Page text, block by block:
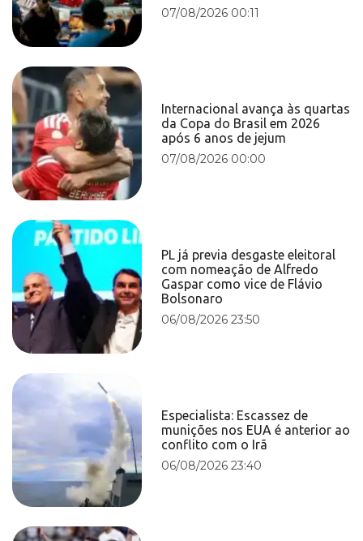
07/08/2026 00:11
Internacional avança às quartas
da Copa do Brasil em 2026
após 6 anos de jejum
07/08/2026 00:00
PL já previa desgaste eleitoral
com nomeação de Alfredo
Gaspar como vice de Flávio
Bolsonaro
06/08/2026 23:50
Especialista: Escassez de
munições nos EUA é anterior ao
conflito com o Irã
06/08/2026 23:40